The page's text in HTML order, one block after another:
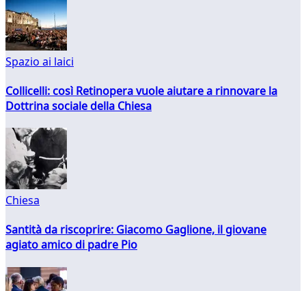
Spazio ai laici
Collicelli: così Retinopera vuole aiutare a rinnovare la
Dottrina sociale della Chiesa
Chiesa
Santità da riscoprire: Giacomo Gaglione, il giovane
agiato amico di padre Pio